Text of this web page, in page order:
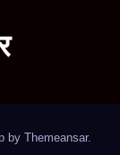
by Themeansar.